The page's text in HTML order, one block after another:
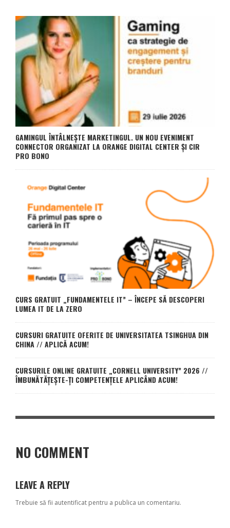
GAMINGUL ÎNTÂLNEȘTE MARKETINGUL. UN NOU EVENIMENT
CONNECTOR ORGANIZAT LA ORANGE DIGITAL CENTER ȘI CIR
PRO BONO
CURS GRATUIT „FUNDAMENTELE IT” – ÎNCEPE SĂ DESCOPERI
LUMEA IT DE LA ZERO
CURSURI GRATUITE OFERITE DE UNIVERSITATEA TSINGHUA DIN
CHINA // APLICĂ ACUM!
CURSURILE ONLINE GRATUITE „CORNELL UNIVERSITY” 2026 //
ÎMBUNĂTĂȚEȘTE-ȚI COMPETENȚELE APLICÂND ACUM!
NO COMMENT
LEAVE A REPLY
Trebuie să fii autentificat pentru a publica un comentariu.